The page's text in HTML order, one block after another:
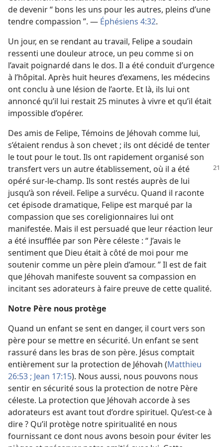
de devenir “ bons les uns pour les autres, pleins d’une
tendre compassion ”. — Éphésiens 4:32.
Un jour, en se rendant au travail, Felipe a soudain
ressenti une douleur atroce, un peu comme si on
l’avait poignardé dans le dos. Il a été conduit d’urgence
à l’hôpital. Après huit heures d’examens, les médecins
ont conclu à une lésion de l’aorte. Et là, ils lui ont
annoncé qu’il lui restait 25 minutes à vivre et qu’il était
impossible d’opérer.
Des amis de Felipe, Témoins de Jéhovah comme lui,
s’étaient rendus à son chevet ; ils ont décidé de tenter
le tout pour le tout. Ils ont rapidement organisé son
transfert vers un autre établissement, où il a été
opéré sur-le-champ. Ils sont restés auprès de lui
jusqu’à son réveil. Felipe a survécu. Quand il raconte
cet épisode dramatique, Felipe est marqué par la
compassion que ses coreligionnaires lui ont
manifestée. Mais il est persuadé que leur réaction leur
a été insufflée par son Père céleste : “ J’avais le
sentiment que Dieu était à côté de moi pour me
soutenir comme un père plein d’amour. ” Il est de fait
que Jéhovah manifeste souvent sa compassion en
incitant ses adorateurs à faire preuve de cette qualité.
Notre Père nous protège
Quand un enfant se sent en danger, il court vers son
père pour se mettre en sécurité. Un enfant se sent
rassuré dans les bras de son père. Jésus comptait
entièrement sur la protection de Jéhovah (Matthieu
26:53 ; Jean 17:15). Nous aussi, nous pouvons nous
sentir en sécurité sous la protection de notre Père
céleste. La protection que Jéhovah accorde à ses
adorateurs est avant tout d’ordre spirituel. Qu’est-​ce à
dire ? Qu’il protège notre spiritualité en nous
fournissant ce dont nous avons besoin pour éviter les